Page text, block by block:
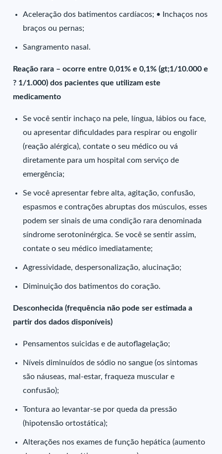
Aceleração dos batimentos cardíacos; • Inchaços nos
braços ou pernas;
Sangramento nasal.
Reação rara – ocorre entre 0,01% e 0,1% (gt;1/10.000 e
? 1/1.000) dos pacientes que utilizam este
medicamento
Se você sentir inchaço na pele, língua, lábios ou face,
ou apresentar dificuldades para respirar ou engolir
(reação alérgica), contate o seu médico ou vá
diretamente para um hospital com serviço de
emergência;
Se você apresentar febre alta, agitação, confusão,
espasmos e contrações abruptas dos músculos, esses
podem ser sinais de uma condição rara denominada
síndrome serotoninérgica. Se você se sentir assim,
contate o seu médico imediatamente;
Agressividade, despersonalização, alucinação;
Diminuição dos batimentos do coração.
Desconhecida (frequência não pode ser estimada a
partir dos dados disponíveis)
Pensamentos suicidas e de autoflagelação;
Níveis diminuídos de sódio no sangue (os sintomas
são náuseas, mal-estar, fraqueza muscular e
confusão);
Tontura ao levantar-se por queda da pressão
(hipotensão ortostática);
Alterações nos exames de função hepática (aumento